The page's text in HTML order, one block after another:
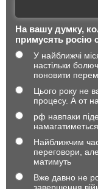
На вашу думку,
примусять росію
У найближчі
настільки
поновити
Цього року не
процесу. А от
рф навпаки
Найближчим
переговори,
матимуть
Вже давно не
завершення